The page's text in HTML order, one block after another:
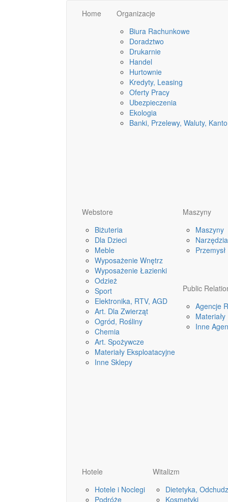
Home
Organizacje
Biura Rachunkowe
Doradztwo
Drukarnie
Handel
Hurtownie
Kredyty, Leasing
Oferty Pracy
Ubezpieczenia
Ekologia
Banki, Przelewy, Waluty,
Webstore
Biżuteria
Dla Dzieci
Meble
Wyposażenie Wnętrz
Wyposażenie Łazienki
Odzież
Sport
Elektronika, RTV, AGD
Art. Dla Zwierząt
Ogród, Rośliny
Chemia
Art. Spożywcze
Materiały Eksploatacyjne
Inne Sklepy
Maszyny
Maszyny
Narzędzia
Public
Agencje
Inne
Hotele
Hotele i Noclegi
Podróże
Witalizm
Dietetyka,
Kosmetyki